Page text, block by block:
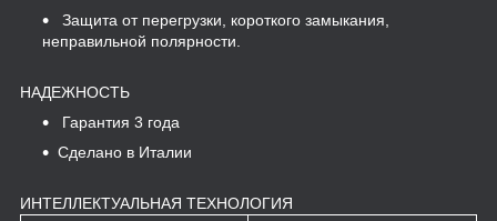
Защита от перегрузки, короткого замыкания,
неправильной полярности.
НАДЕЖНОСТЬ
Гарантия 3 года
Сделано в Италии
ИНТЕЛЛЕКТУАЛЬНАЯ ТЕХНОЛОГИЯ